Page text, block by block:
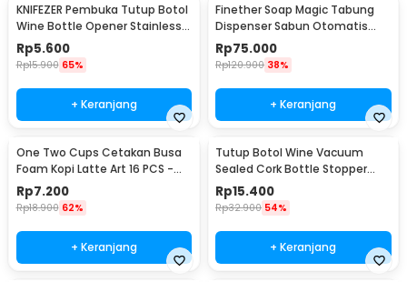
KNIFEZER Pembuka Tutup Botol
Wine Bottle Opener Stainless
Steel - WS01
Rp5.600
Rp15.900 65%
+ Keranjang
Finether Soap Magic Tabung
Dispenser Sabun Otomatis
400ml - AD-03
Rp75.000
Rp120.900 38%
+ Keranjang
One Two Cups Cetakan Busa
Foam Kopi Latte Art 16 PCS -
JJYE01
Rp7.200
Rp18.900 62%
+ Keranjang
Tutup Botol Wine Vacuum
Sealed Cork Bottle Stopper
Stainless Steel - G94529
Rp15.400
Rp32.900 54%
+ Keranjang